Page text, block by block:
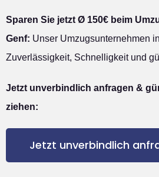
Sparen Sie jetzt Ø 150€ beim
Genf: Unser Umzugsunternehmen
Zuverlässigkeit, Schnelligkeit und
Jetzt unverbindlich anfragen &
ziehen:
Jetzt unverbindlich